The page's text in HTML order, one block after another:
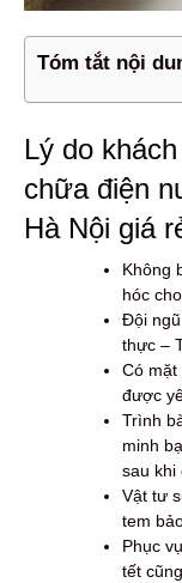
Tóm tắt nội
Lý do
chữa điện
Hà Nội giá
Không
hóc
Đội
thực –
Có mặt
được
Trình
minh
sau khi
Vật tư
tem
Phục
tết